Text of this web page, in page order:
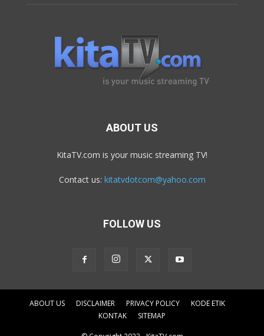
ABOUT US
KitaTV.com is your music streaming TV!
Contact us: kitatvdotcom@yahoo.com
FOLLOW US
ABOUT US DISCLAIMER PRIVACY POLICY
KODE ETIK
KONTAK
SITEMAP